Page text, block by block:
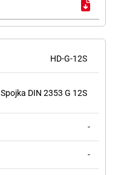
HD-G-12S
Spojka DIN 2353 G 12S
-
-